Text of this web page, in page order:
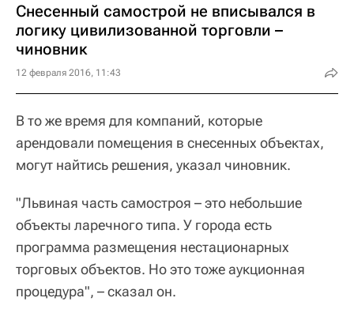
Снесенный самострой не вписывался в
логику цивилизованной торговли –
чиновник
12 февраля 2016, 11:43
В то же время для компаний, которые
арендовали помещения в снесенных объектах,
могут найтись решения, указал чиновник.
"Львиная часть самостроя – это небольшие
объекты ларечного типа. У города есть
программа размещения нестационарных
торговых объектов. Но это тоже аукционная
процедура", – сказал он.